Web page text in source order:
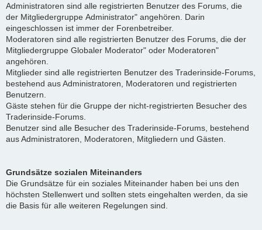
Administratoren sind alle registrierten Benutzer des Forums, die
der Mitgliedergruppe Administrator" angehören. Darin
eingeschlossen ist immer der Forenbetreiber.
Moderatoren sind alle registrierten Benutzer des Forums, die der
Mitgliedergruppe Globaler Moderator" oder Moderatoren"
angehören.
Mitglieder sind alle registrierten Benutzer des Traderinside-Forums,
bestehend aus Administratoren, Moderatoren und registrierten
Benutzern.
Gäste stehen für die Gruppe der nicht-registrierten Besucher des
Traderinside-Forums.
Benutzer sind alle Besucher des Traderinside-Forums, bestehend
aus Administratoren, Moderatoren, Mitgliedern und Gästen.
Grundsätze sozialen Miteinanders
Die Grundsätze für ein soziales Miteinander haben bei uns den
höchsten Stellenwert und sollten stets eingehalten werden, da sie
die Basis für alle weiteren Regelungen sind.